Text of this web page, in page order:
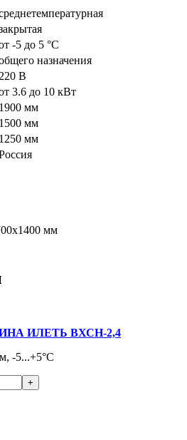
-5 до 5 °C
назначения
220 В
3.6 до 10 кВт
1900 мм
1500 мм
1250 мм
мм
ИЛЕТЬ ВХСН-2,4
-5...+5°С